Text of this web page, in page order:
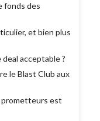
fonds des
et bien plus
acceptable ?
le Blast Club aux
est